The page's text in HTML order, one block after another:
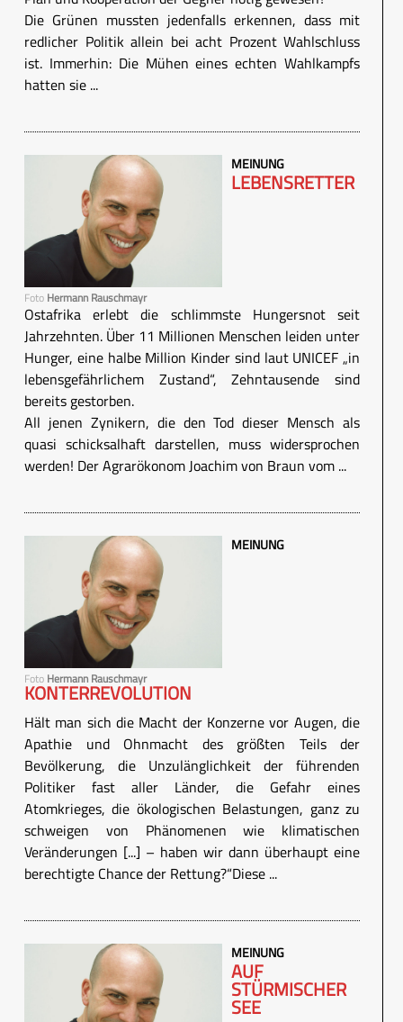
Die Grünen mussten jedenfalls erkennen, dass mit
redlicher Politik allein bei acht Prozent Wahlschluss
ist. Immerhin: Die Mühen eines echten Wahlkampfs
hatten sie ...
Foto Hermann Rauschmayr
MEINUNG
LEBENSRETTER
Ostafrika erlebt die schlimmste Hungersnot seit
Jahrzehnten. Über 11 Millionen Menschen leiden unter
Hunger, eine halbe Million Kinder sind laut UNICEF „in
lebensgefährlichem Zustand“, Zehntausende sind
bereits gestorben.
All jenen Zynikern, die den Tod dieser Mensch als
quasi schicksalhaft darstellen, muss widersprochen
werden! Der Agrarökonom Joachim von Braun vom ...
Foto Hermann Rauschmayr
MEINUNG
KONTERREVOLUTION
Hält man sich die Macht der Konzerne vor Augen, die
Apathie und Ohnmacht des größten Teils der
Bevölkerung, die Unzulänglichkeit der führenden
Politiker fast aller Länder, die Gefahr eines
Atomkrieges, die ökologischen Belastungen, ganz zu
schweigen von Phänomenen wie klimatischen
Veränderungen [...] – haben wir dann überhaupt eine
berechtigte Chance der Rettung?“Diese ...
MEINUNG
AUF
STÜRMISCHER
SEE